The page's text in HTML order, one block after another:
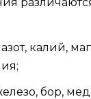
калий,
бор,